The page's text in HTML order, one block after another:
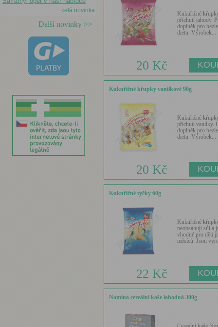
celá novinka
Další novinky >>
Kukuřičné
příchutí jahody.
doplněk pro
dietu. Výrobek...
20 Kč
Kukuřičné křupky vanilkové 90g
Kukuřičné
příchutí vanilky.
doplněk pro
dietu. Výrobek...
20 Kč
Kukuřičné tyčky 60g
Kukuřičné
neobsahují sůl a
vhodné pro děti
měsíců. Jsou
22 Kč
Nomina cereální kaše lahodná 300g